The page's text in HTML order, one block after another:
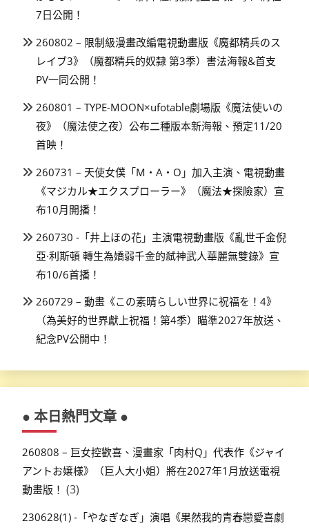
7日公開！
260802 – 限制級漫畫改編電視動畫版《魔都精兵のス
レイブ3》（魔都精兵的奴隸 第3季）書法海報&首支
PV一同公開！
260801 – TYPE-MOON×ufotable劇場版《魔法使いの
夜》（魔法使之夜）公布二種版本新海報、預定11/20
首映！
260731 – 天使女僕「M・A・O」加入主演、電視動畫
《マジカル★エクスプローラー》（魔法★探險家）宣
布10月開播！
260730 -「井上ほの花」主演電視動畫版《亂世千金倪
亞·利斯頓 轉生為嬌弱千金的弒神武人華麗無雙錄》宣
布10/6首播！
260729 – 動畫《この素晴らしい世界に祝福を！4》
（為美好的世界獻上祝福！第4季）瞄準2027年放送、
紀念PV公開中！
● 本日熱門文章 ●
260808 – 巨女控歡喜、漫畫家「肉村Q」代表作《ジャイ
アントお嬢様》（巨人大小姐）將在2027年1月放送電視
動畫版！ (3)
230628(1) -「やなぎなぎ」演唱《果然我的青春戀愛喜劇